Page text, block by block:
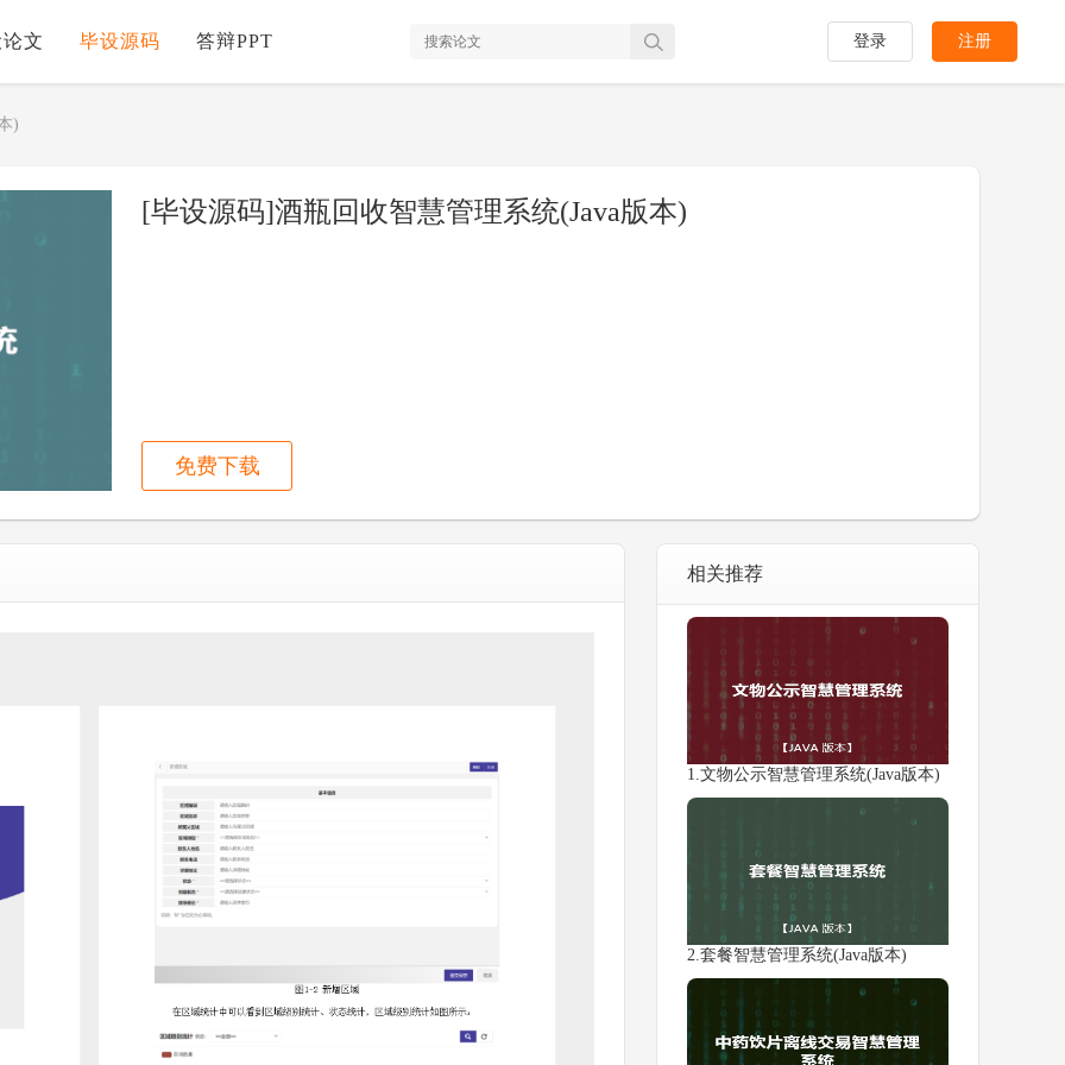
文 毕设源码 答辩PPT 登录 注册
)
[毕设源码]酒瓶回收智慧管理系统(Java版本)
免费下载
相关推荐
1.文物公示智慧管理系统(Java版本)
2.套餐智慧管理系统(Java版本)